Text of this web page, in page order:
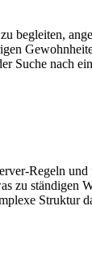
begleiten,
Suche nach
Regeln
zu
Struktur